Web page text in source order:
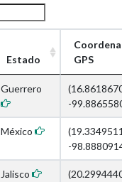
Estado
GPS
Guerrero
-
México
-
Jalisco